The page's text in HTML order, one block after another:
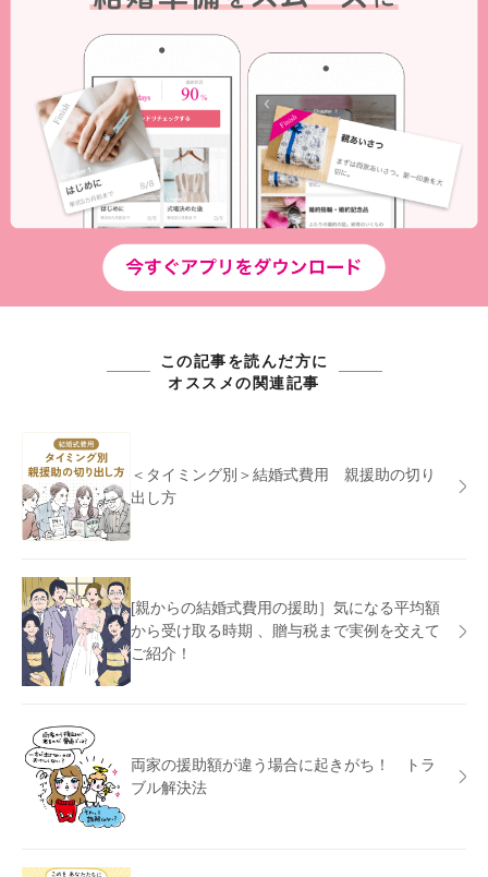
この記事を読んだ方に
オススメの関連記事
＜タイミング別＞結婚式費用 親援助の切り
出し方
[親からの結婚式費用の援助］気になる平均額
から受け取る時期 、贈与税まで実例を交えて
ご紹介！
両家の援助額が違う場合に起きがち！ トラ
ブル解決法